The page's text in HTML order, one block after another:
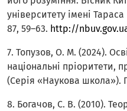
університету імені
87, 59–63. http://
7. Топузов, О. М. (2024).
національні пріоритети,
(Серія «Наукова школа»).
8. Богачов, С. В. (2010).